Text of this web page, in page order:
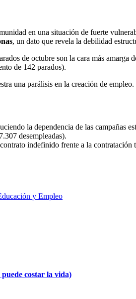
en una situación de fuerte
, un dato que revela la debilidad
de octubre son la cara más amarga
de 142 parados).
una parálisis en la creación de
la dependencia de las campañas
desempleadas).
indefinido frente a la contratación
y Empleo
costar la vida)